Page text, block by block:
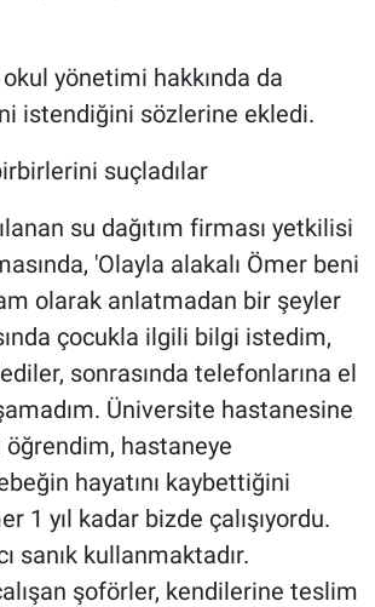
okul yönetimi hakkında da
istendiğini sözlerine ekledi.
suçladılar
su dağıtım firması yetkilisi
'Olayla alakalı Ömer beni
olarak anlatmadan bir şeyler
çocukla ilgili bilgi istedim,
sonrasında telefonlarına el
Üniversite hastanesine
hastaneye
hayatını kaybettiğini
1 yıl kadar bizde çalışıyordu.
sanık kullanmaktadır.
şoförler, kendilerine teslim